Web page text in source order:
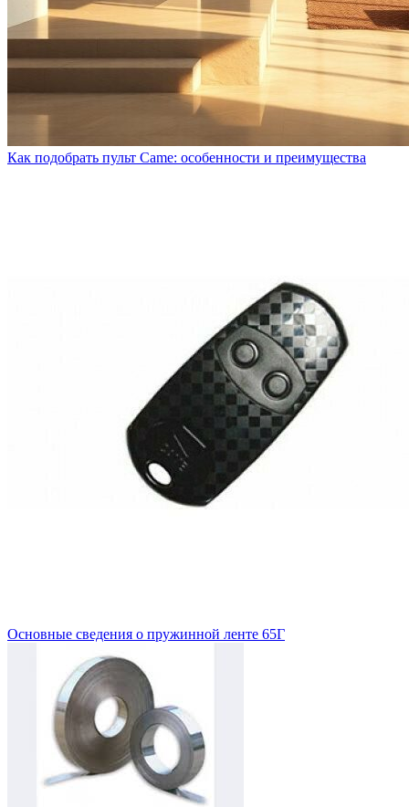
Как подобрать пульт Came: особенности и преимущества
Основные сведения о пружинной ленте 65Г